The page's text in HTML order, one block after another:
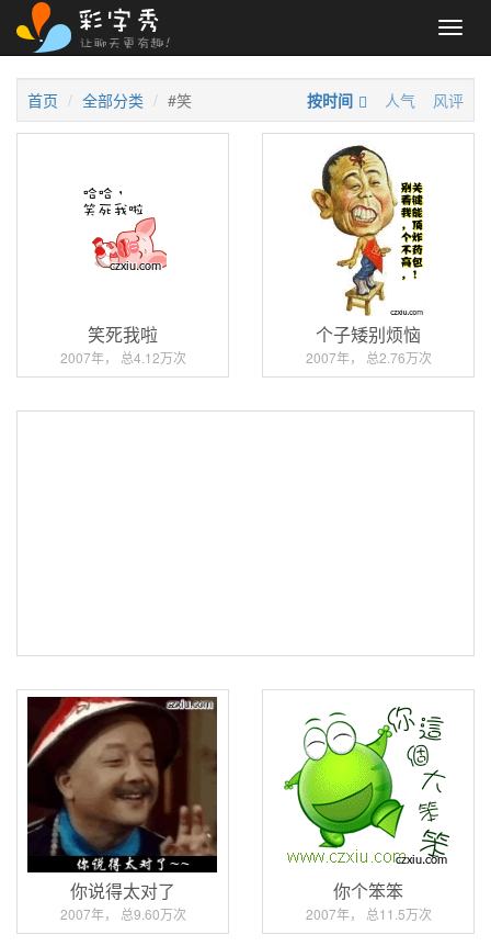
首页 全部分类 #笑 按时间 人气 风评
笑死我啦
2007年， 总4.12万次
个子矮别烦恼
2007年， 总2.76万次
你说得太对了
2007年， 总9.60万次
你个笨笨
2007年， 总11.5万次